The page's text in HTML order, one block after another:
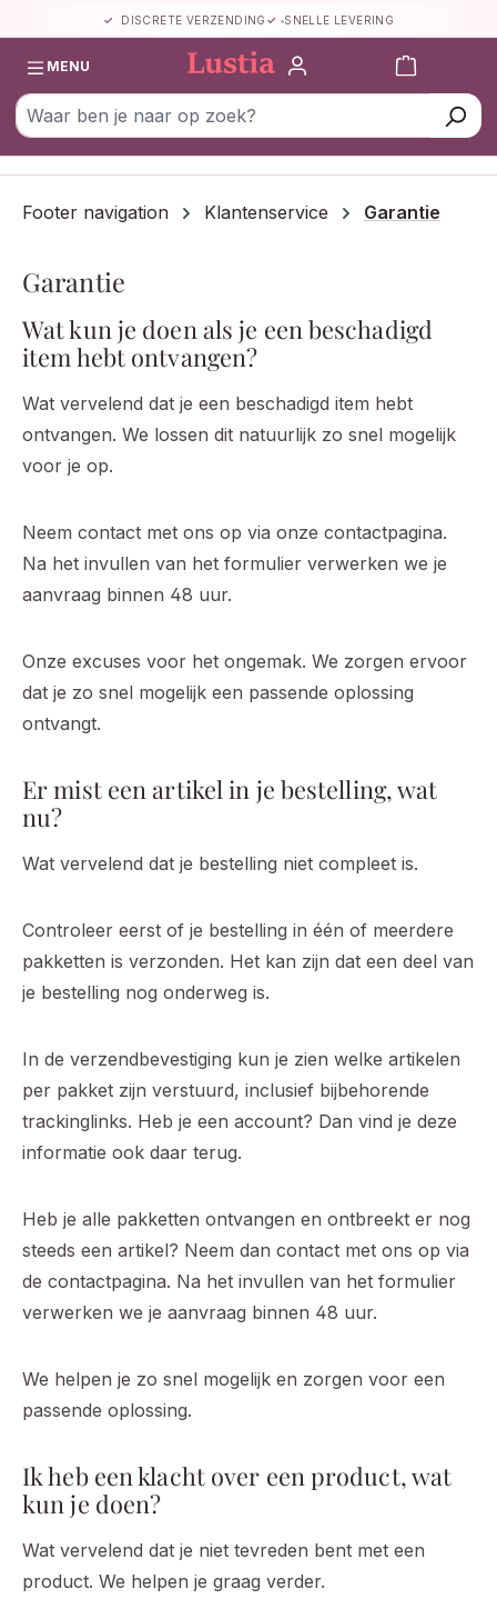
Ga naar de hoofdinhoud
DISCRETE VERZENDING SNELLE LEVERING
MENU
Footer navigation Klantenservice Garantie
Garantie
Wat kun je doen als je een beschadigd
item hebt ontvangen?
Wat vervelend dat je een beschadigd item hebt
ontvangen. We lossen dit natuurlijk zo snel mogelijk
voor je op.
Neem contact met ons op via onze contactpagina.
Na het invullen van het formulier verwerken we je
aanvraag binnen 48 uur.
Onze excuses voor het ongemak. We zorgen ervoor
dat je zo snel mogelijk een passende oplossing
ontvangt.
Er mist een artikel in je bestelling, wat
nu?
Wat vervelend dat je bestelling niet compleet is.
Controleer eerst of je bestelling in één of meerdere
pakketten is verzonden. Het kan zijn dat een deel van
je bestelling nog onderweg is.
In de verzendbevestiging kun je zien welke artikelen
per pakket zijn verstuurd, inclusief bijbehorende
trackinglinks. Heb je een account? Dan vind je deze
informatie ook daar terug.
Heb je alle pakketten ontvangen en ontbreekt er nog
steeds een artikel? Neem dan contact met ons op via
de contactpagina. Na het invullen van het formulier
verwerken we je aanvraag binnen 48 uur.
We helpen je zo snel mogelijk en zorgen voor een
passende oplossing.
Ik heb een klacht over een product, wat
kun je doen?
Wat vervelend dat je niet tevreden bent met een
product. We helpen je graag verder.